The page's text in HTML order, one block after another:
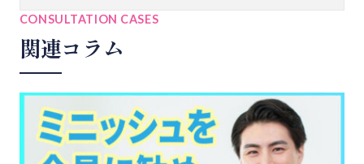
CONSULTATION CASES
関連コラム